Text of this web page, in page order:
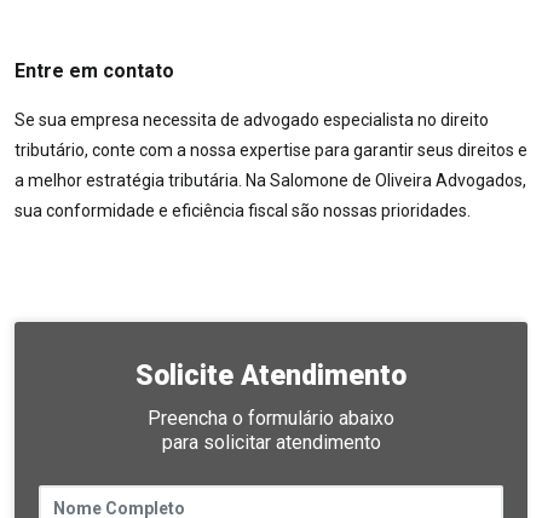
Entre em contato
Se sua empresa necessita de advogado especialista no direito
tributário, conte com a nossa expertise para garantir seus direitos e
a melhor estratégia tributária. Na Salomone de Oliveira Advogados,
sua conformidade e eficiência fiscal são nossas prioridades.
Solicite Atendimento
Preencha o formulário abaixo
para solicitar atendimento